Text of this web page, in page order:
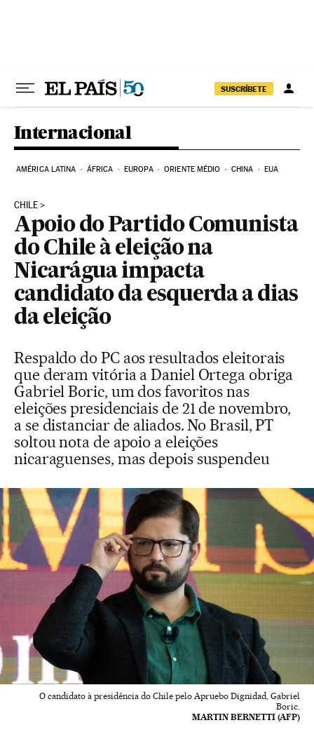
SUSCRÍBETE
Internacional
AMÉRICA LATINA ÁFRICA EUROPA ORIENTE MÉDIO CHINA EUA
CHILE
Apoio do Partido Comunista
do Chile à eleição na
Nicarágua impacta
candidato da esquerda a dias
da eleição
Respaldo do PC aos resultados eleitorais
que deram vitória a Daniel Ortega obriga
Gabriel Boric, um dos favoritos nas
eleições presidenciais de 21 de novembro,
a se distanciar de aliados. No Brasil, PT
soltou nota de apoio a eleições
nicaraguenses, mas depois suspendeu
O candidato à presidência do Chile pelo Apruebo Dignidad, Gabriel
Boric.
MARTIN BERNETTI (AFP)